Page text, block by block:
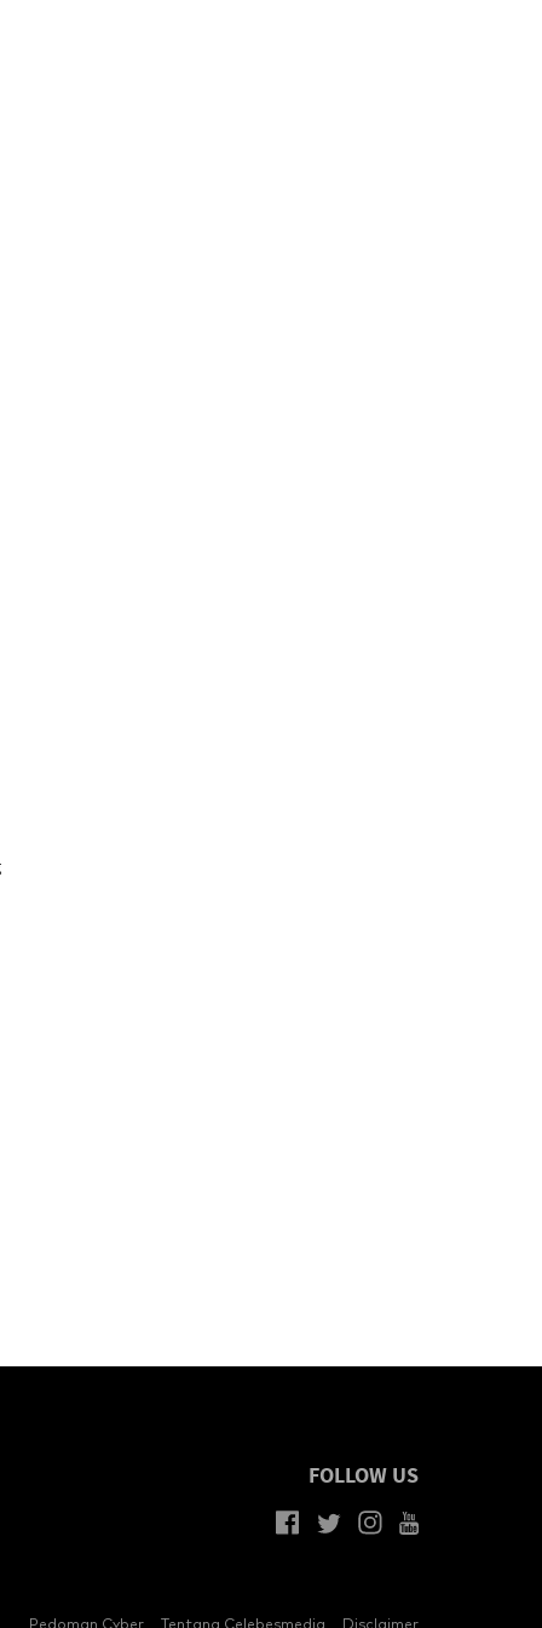
FOLLOW US
Pedoman Cyber Tentang Celebesmedia Disclaimer